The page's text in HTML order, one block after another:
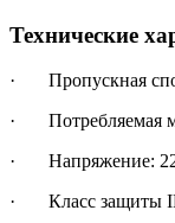
Технические
· Пропускная
· Потребляемая
· Напряжение:
· Класс защиты